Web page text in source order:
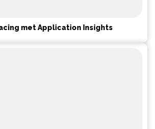
met Application Insights